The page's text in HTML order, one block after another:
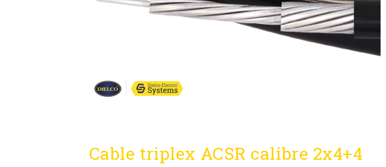
Cable triplex ACSR calibre 2x4+4